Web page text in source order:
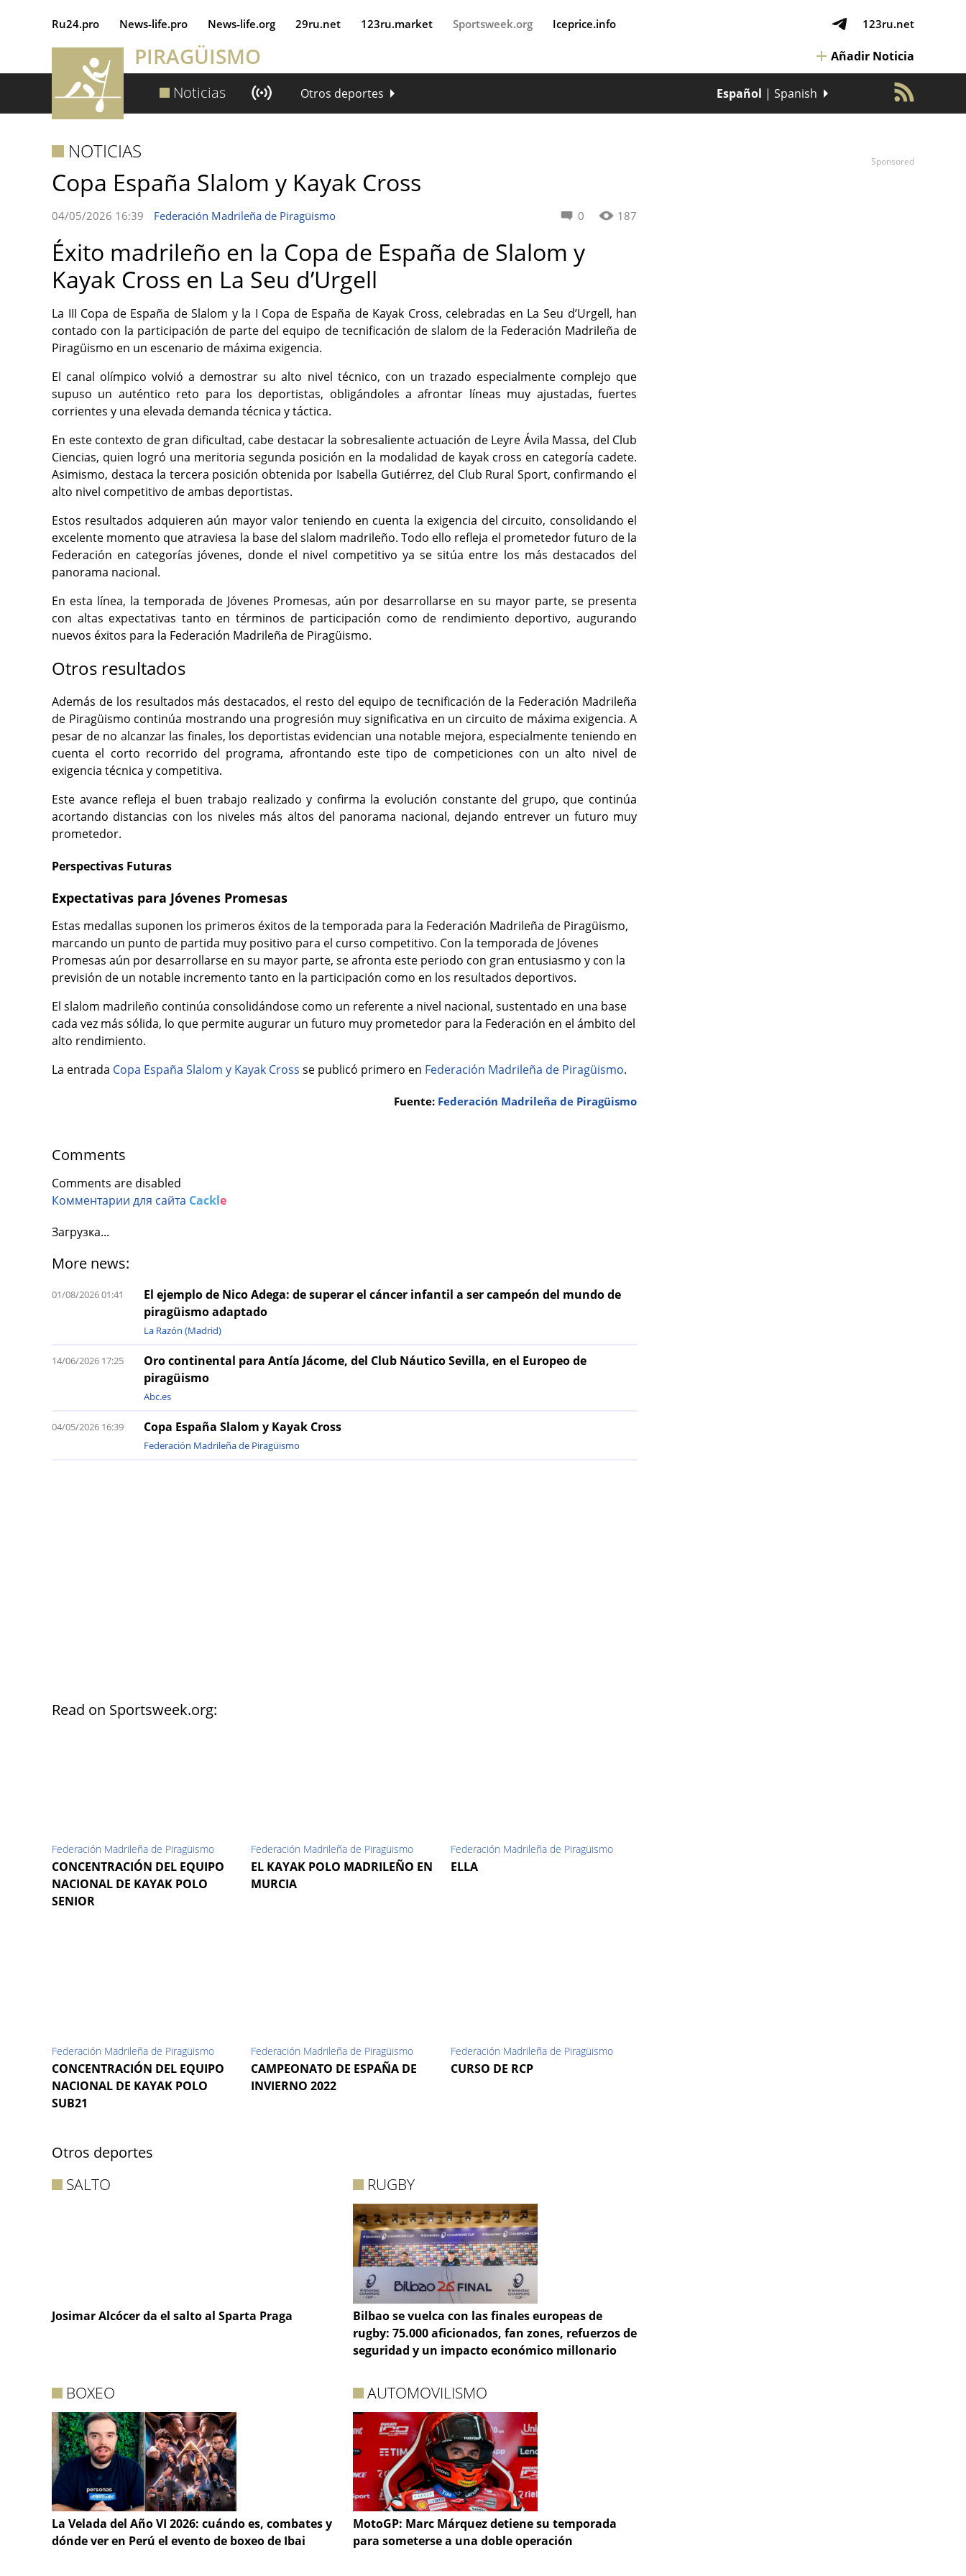
Ru24.pro News‑life.pro News‑life.org 29ru.net 123ru.market Sportsweek.org Iceprice.info 123ru.net
PIRAGÜISMO Añadir Noticia
Noticias Otros deportes Español | Spanish
NOTICIAS
Copa España Slalom y Kayak Cross
0 187
04/05/2026 16:39 Federación Madrileña de Piragüismo
Éxito madrileño en la Copa de España de Slalom y
Kayak Cross en La Seu d’Urgell
La III Copa de España de Slalom y la I Copa de España de Kayak Cross, celebradas en La Seu d’Urgell, han
contado con la participación de parte del equipo de tecnificación de slalom de la Federación Madrileña de
Piragüismo en un escenario de máxima exigencia.
El canal olímpico volvió a demostrar su alto nivel técnico, con un trazado especialmente complejo que
supuso un auténtico reto para los deportistas, obligándoles a afrontar líneas muy ajustadas, fuertes
corrientes y una elevada demanda técnica y táctica.
En este contexto de gran dificultad, cabe destacar la sobresaliente actuación de Leyre Ávila Massa, del Club
Ciencias, quien logró una meritoria segunda posición en la modalidad de kayak cross en categoría cadete.
Asimismo, destaca la tercera posición obtenida por Isabella Gutiérrez, del Club Rural Sport, confirmando el
alto nivel competitivo de ambas deportistas.
Estos resultados adquieren aún mayor valor teniendo en cuenta la exigencia del circuito, consolidando el
excelente momento que atraviesa la base del slalom madrileño. Todo ello refleja el prometedor futuro de la
Federación en categorías jóvenes, donde el nivel competitivo ya se sitúa entre los más destacados del
panorama nacional.
En esta línea, la temporada de Jóvenes Promesas, aún por desarrollarse en su mayor parte, se presenta
con altas expectativas tanto en términos de participación como de rendimiento deportivo, augurando
nuevos éxitos para la Federación Madrileña de Piragüismo.
Otros resultados
Además de los resultados más destacados, el resto del equipo de tecnificación de la Federación Madrileña
de Piragüismo continúa mostrando una progresión muy significativa en un circuito de máxima exigencia. A
pesar de no alcanzar las finales, los deportistas evidencian una notable mejora, especialmente teniendo en
cuenta el corto recorrido del programa, afrontando este tipo de competiciones con un alto nivel de
exigencia técnica y competitiva.
Este avance refleja el buen trabajo realizado y confirma la evolución constante del grupo, que continúa
acortando distancias con los niveles más altos del panorama nacional, dejando entrever un futuro muy
prometedor.
Perspectivas Futuras
Expectativas para Jóvenes Promesas
Estas medallas suponen los primeros éxitos de la temporada para la Federación Madrileña de Piragüismo,
marcando un punto de partida muy positivo para el curso competitivo. Con la temporada de Jóvenes
Promesas aún por desarrollarse en su mayor parte, se afronta este periodo con gran entusiasmo y con la
previsión de un notable incremento tanto en la participación como en los resultados deportivos.
El slalom madrileño continúa consolidándose como un referente a nivel nacional, sustentado en una base
cada vez más sólida, lo que permite augurar un futuro muy prometedor para la Federación en el ámbito del
alto rendimiento.
La entrada Copa España Slalom y Kayak Cross se publicó primero en Federación Madrileña de Piragüismo.
Fuente: Federación Madrileña de Piragüismo
Comments
Comments are disabled
Комментарии для сайта Cackle
Загрузка...
More news:
El ejemplo de Nico Adega: de superar el cáncer infantil a ser campeón del mundo de
piragüismo adaptado
01/08/2026 01:41
La Razón (Madrid)
Oro continental para Antía Jácome, del Club Náutico Sevilla, en el Europeo de
piragüismo
14/06/2026 17:25
Abc.es
Copa España Slalom y Kayak Cross
04/05/2026 16:39
Federación Madrileña de Piragüismo
Read on Sportsweek.org:
Federación Madrileña de Piragüismo
CONCENTRACIÓN DEL EQUIPO
NACIONAL DE KAYAK POLO
SENIOR
Federación Madrileña de Piragüismo
EL KAYAK POLO MADRILEÑO EN
MURCIA
Federación Madrileña de Piragüismo
ELLA
Federación Madrileña de Piragüismo
CONCENTRACIÓN DEL EQUIPO
NACIONAL DE KAYAK POLO
SUB21
Federación Madrileña de Piragüismo
CAMPEONATO DE ESPAÑA DE
INVIERNO 2022
Federación Madrileña de Piragüismo
CURSO DE RCP
Otros deportes
SALTO
Josimar Alcócer da el salto al Sparta Praga
RUGBY
Bilbao se vuelca con las finales europeas de
rugby: 75.000 aficionados, fan zones, refuerzos de
seguridad y un impacto económico millonario
BOXEO
La Velada del Año VI 2026: cuándo es, combates y
dónde ver en Perú el evento de boxeo de Ibai
AUTOMOVILISMO
MotoGP: Marc Márquez detiene su temporada
para someterse a una doble operación
Sponsored